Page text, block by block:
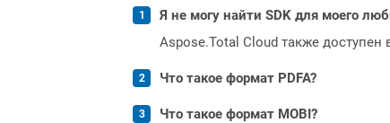
Я не могу найти SDK для моего
Aspose.Total Cloud также доступен
Что такое формат PDFA?
Что такое формат MOBI?